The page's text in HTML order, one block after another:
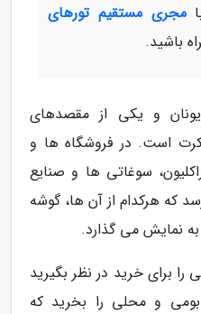
مجری مستقیم تورهای
باشید.
و یکی از مقصدهای
است. در فروشگاه ها و
سوغاتی ها و صنایع
که هرکدام از آن ها، گوشه
به نمایش می گذارد.
را برای خرید در نظر بگیرید
و محلی را بخرید که